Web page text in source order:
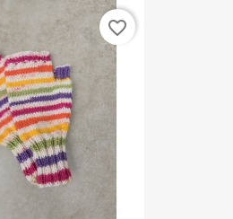
favorite_border